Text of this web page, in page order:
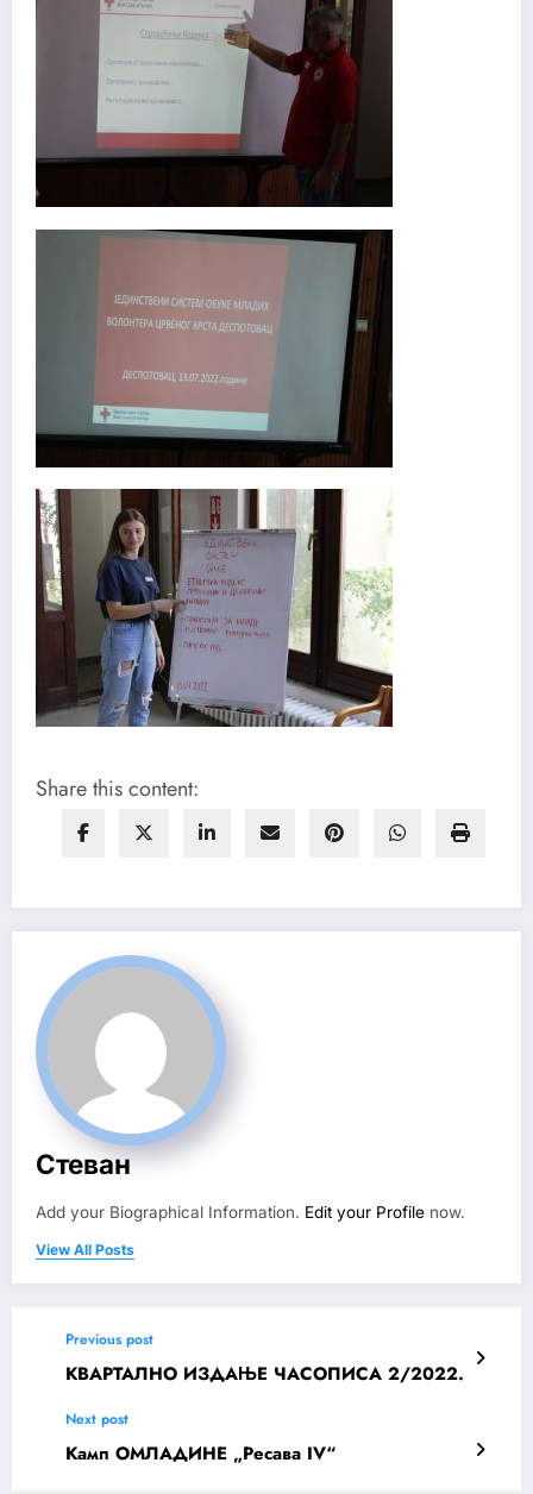
Share this content:
Стеван
Add your Biographical Information. Edit your Profile now.
View All Posts
Previous post
КВАРТАЛНО ИЗДАЊЕ ЧАСОПИСА 2/2022.
Next post
Камп ОМЛАДИНЕ „Ресава IV“